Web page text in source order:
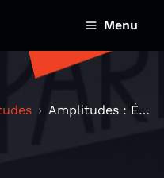
Menu
Amplitudes : ÉMOTIONS